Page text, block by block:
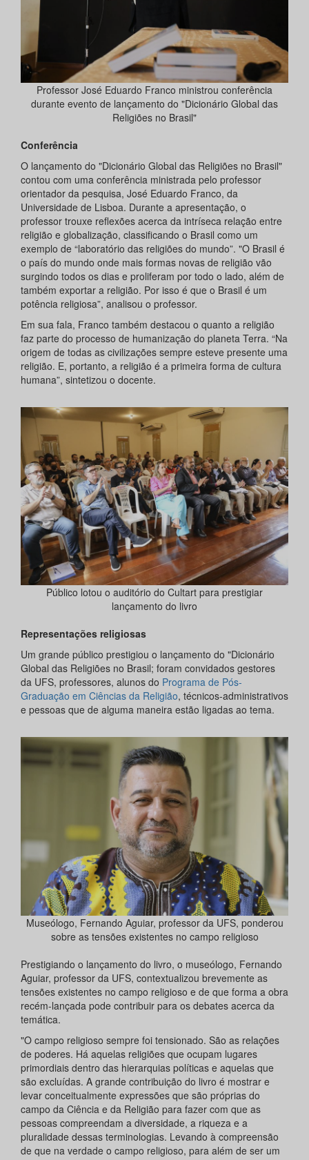
Professor José Eduardo Franco ministrou conferência
durante evento de lançamento do "Dicionário Global das
Religiões no Brasil"
Conferência
O lançamento do "Dicionário Global das Religiões no Brasil"
contou com uma conferência ministrada pelo professor
orientador da pesquisa, José Eduardo Franco, da
Universidade de Lisboa. Durante a apresentação, o
professor trouxe reflexões acerca da intríseca relação entre
religião e globalização, classificando o Brasil como um
exemplo de “laboratório das religiões do mundo”. "O Brasil é
o país do mundo onde mais formas novas de religião vão
surgindo todos os dias e proliferam por todo o lado, além de
também exportar a religião. Por isso é que o Brasil é um
potência religiosa”, analisou o professor.
Em sua fala, Franco também destacou o quanto a religião
faz parte do processo de humanização do planeta Terra. “Na
origem de todas as civilizações sempre esteve presente uma
religião. E, portanto, a religião é a primeira forma de cultura
humana”, sintetizou o docente.
Público lotou o auditório do Cultart para prestigiar
lançamento do livro
Representações religiosas
Um grande público prestigiou o lançamento do "Dicionário
Global das Religiões no Brasil; foram convidados gestores
da UFS, professores, alunos do Programa de Pós-
Graduação em Ciências da Religião, técnicos-administrativos
e pessoas que de alguma maneira estão ligadas ao tema.
Museólogo, Fernando Aguiar, professor da UFS, ponderou
sobre as tensões existentes no campo religioso
Prestigiando o lançamento do livro, o museólogo, Fernando
Aguiar, professor da UFS, contextualizou brevemente as
tensões existentes no campo religioso e de que forma a obra
recém-lançada pode contribuir para os debates acerca da
temática.
"O campo religioso sempre foi tensionado. São as relações
de poderes. Há aquelas religiões que ocupam lugares
primordiais dentro das hierarquias políticas e aquelas que
são excluídas. A grande contribuição do livro é mostrar e
levar conceitualmente expressões que são próprias do
campo da Ciência e da Religião para fazer com que as
pessoas compreendam a diversidade, a riqueza e a
pluralidade dessas terminologias. Levando à compreensão
de que na verdade o campo religioso, para além de ser um